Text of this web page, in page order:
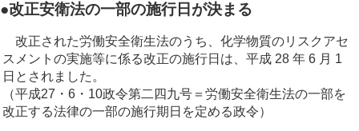
●改正安衛法の一部の施行日が決まる
改正された労働安全衛生法のうち、化学物質のリスクアセ
スメントの実施等に係る改正の施行日は、平成 28 年 6 月 1
日とされました。
（平成27・6・10政令第二四九号＝労働安全衛生法の一部を
改正する法律の一部の施行期日を定める政令）